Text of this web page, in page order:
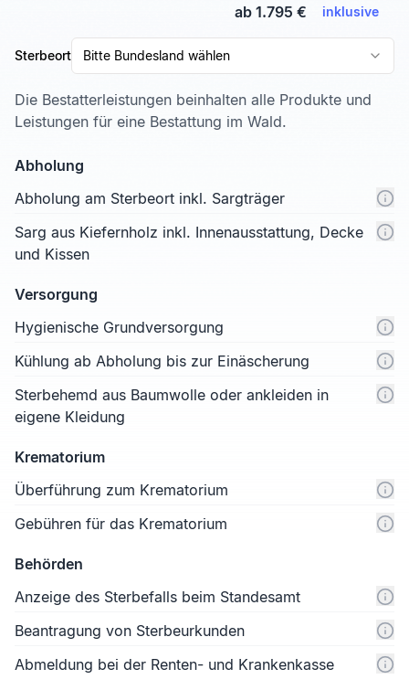
ab 1.795 € inklusive
Sterbeort Bitte Bundesland wählen
Die Bestatterleistungen beinhalten alle Produkte und
Leistungen für eine Bestattung im Wald.
Abholung
Abholung am Sterbeort inkl. Sargträger
Sarg aus Kiefernholz inkl. Innenausstattung, Decke
und Kissen
Versorgung
Hygienische Grundversorgung
Kühlung ab Abholung bis zur Einäscherung
Sterbehemd aus Baumwolle oder ankleiden in
eigene Kleidung
Krematorium
Überführung zum Krematorium
Gebühren für das Krematorium
Behörden
Anzeige des Sterbefalls beim Standesamt
Beantragung von Sterbeurkunden
Abmeldung bei der Renten- und Krankenkasse